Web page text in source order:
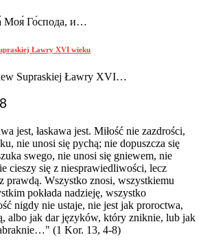
Моя́ Го́спода, и…
Ławry XVI wieku
Supraskiej Ławry XVI…
jest, łaskawa jest. Miłość nie zazdrości,
nie unosi się pychą; nie dopuszcza się
swego, nie unosi się gniewem, nie
cieszy się z niesprawiedliwości, lecz
prawdą. Wszystko znosi, wszystkiemu
pokłada nadzieję, wszystko
nigdy nie ustaje, nie jest jak proroctwa,
albo jak dar języków, który zniknie, lub jak
(1 Kor. 13, 4-8)